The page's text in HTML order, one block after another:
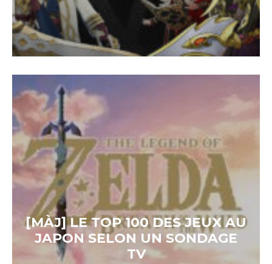
[MÀJ] LE TOP 100 DES JEUX AU
JAPON SELON UN SONDAGE
TV